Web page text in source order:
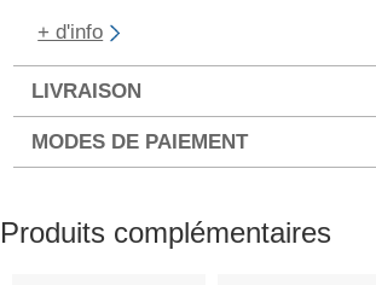
+ d'info
LIVRAISON
MODES DE PAIEMENT
Produits complémentaires